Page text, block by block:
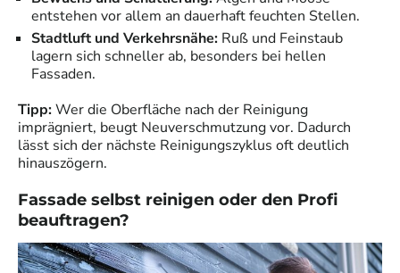
entstehen vor allem an dauerhaft feuchten Stellen.
Stadtluft und Verkehrsnähe: Ruß und Feinstaub
lagern sich schneller ab, besonders bei hellen
Fassaden.
Tipp:Wer die Oberfläche nach der Reinigung
imprägniert, beugt Neuverschmutzung vor. Dadurch
lässt sich der nächste Reinigungszyklus oft deutlich
hinauszögern.
Fassade selbst reinigen oder den Profi
beauftragen?